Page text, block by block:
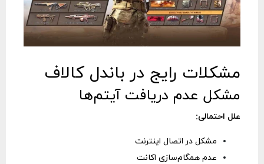
مشکلات رایج در باندل کالاف
مشکل عدم دریافت آیتم‌ها
علل احتمالی:
مشکل در اتصال اینترنت
عدم همگام‌سازی اکانت